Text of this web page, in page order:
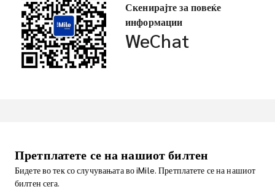
Скенирајте за повеќе
информации
WeChat
Претплатете се на нашиот билтен
Бидете во тек со случувањата во iMile. Претплатете се на нашиот
билтен сега.